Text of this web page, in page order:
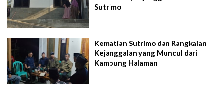
Sutrimo
Kematian Sutrimo dan Rangkaian
Kejanggalan yang Muncul dari
Kampung Halaman